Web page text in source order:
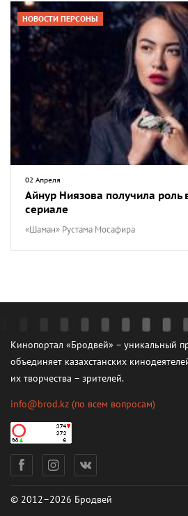
НОВОСТИ ПЕРСОНЫ
02 Апреля
Айнур Ниязова получила роль
сериале
«Шаман» Рустама Мосафира
Кинопортал «Бродвей» – уникальный
объединяет казахстанских
их творчества – зрителей.
info@brod.kz (по всем вопросам)
© 2012–2026 Бродвей